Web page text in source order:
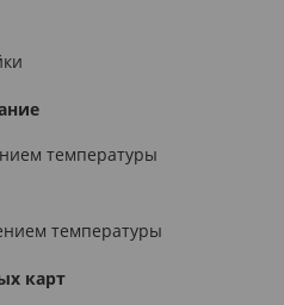
температуры
температуры
карт